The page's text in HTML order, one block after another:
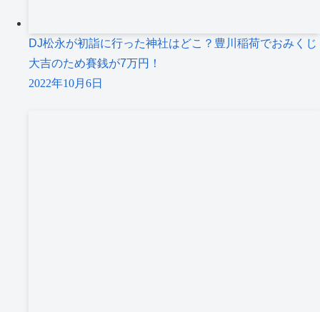
DJ松永が初詣に行った神社はどこ？豊川稲荷でおみくじ
大吉のため賽銭が7万円！
2022年10月6日